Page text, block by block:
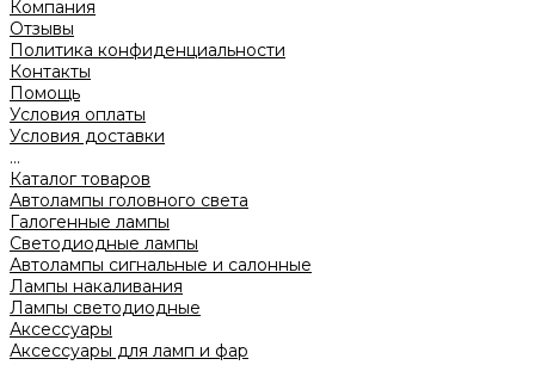
Компания
Отзывы
Политика конфиденциальности
Контакты
Помощь
Условия оплаты
Условия доставки
...
Каталог товаров
Автолампы головного света
Галогенные лампы
Светодиодные лампы
Автолампы сигнальные и салонные
Лампы накаливания
Лампы светодиодные
Аксессуары
Аксессуары для ламп и фар